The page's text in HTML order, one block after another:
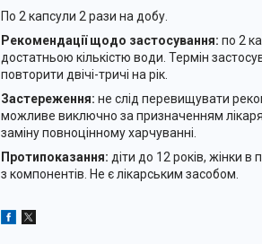
По 2 капсули 2 рази на добу.
Рекомендації щодо застосування: по 2
достатньою кількістю води. Термін
повторити двічі-тричі на рік.
Застереження: не слід перевищувати
можливе виключно за призначенням
заміну повноцінному харчуванні.
Протипоказання: діти до 12 років, жінки в
з компонентів. Не є лікарським засобом.